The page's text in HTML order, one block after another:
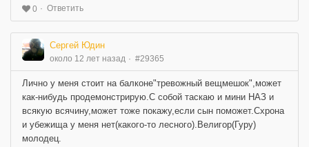
0 Ответить
Сергей Юдин
около 12 лет назад #29365
Лично у меня стоит на балконе"тревожный вещмешок",может
как-нибудь продемонстрирую.С собой таскаю и мини НАЗ и
всякую всячину,может тоже покажу,если сын поможет.Схрона
и убежища у меня нет(какого-то лесного).Велигор(Гуру)
молодец.